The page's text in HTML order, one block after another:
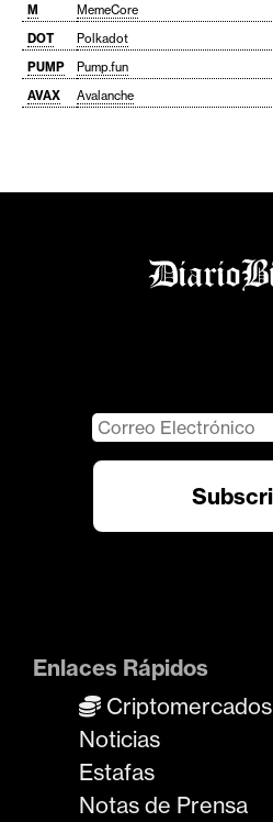
M
MemeCore
DOT
Polkadot
PUMP
Pump.fun
AVAX
Avalanche
Enlaces Rápidos
Criptomercados
Noticias
Estafas
Notas de Prensa